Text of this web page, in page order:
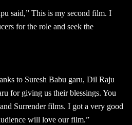
said,” This is my second film. I
for the role and seek the
to Suresh Babu garu, Dil Raju
for giving us their blessings. You
Surrender films. I got a very good
will love our film.”